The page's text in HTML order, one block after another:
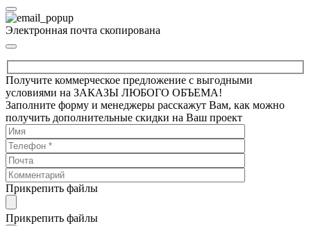
Электронная почта скопирована
Получите коммерческое предложение с выгодными
условиями на ЗАКАЗЫ ЛЮБОГО ОБЪЕМА!
Заполните форму и менеджеры расскажут Вам, как можно
получить дополнительные скидки на Ваш проект
Прикрепить файлы
Прикрепить файлы